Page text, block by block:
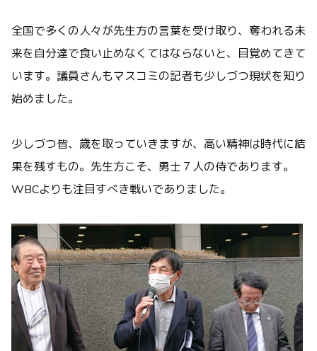
全国で多くの人々が先生方の言葉を受け取り、奪われる未
来を自分達で食い止めなくてはならないと、目覚めてきて
います。議員さんもマスコミの記者も少しづつ現状を知り
始めました。
少しづつ皆、歳を取っていきますが、高い精神は時代に結
果を残すもの。先生方こそ、勇士７人の侍であります。
WBCよりも注目すべき戦いでありました。